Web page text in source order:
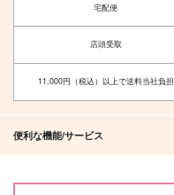
宅配便
店頭受取
11,000円（税込）以上で送料当社負担
便利な機能/サービス